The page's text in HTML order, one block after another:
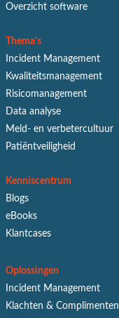
Overzicht software
Thema's
Incident Management
Kwaliteitsmanagement
Risicomanagement
Data analyse
Meld- en verbetercultuur
Patiëntveiligheid
Kenniscentrum
Blogs
eBooks
Klantcases
Oplossingen
Incident Management
Klachten & Complimenten